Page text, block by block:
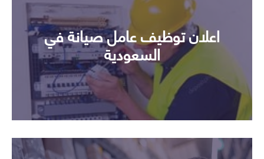
اعلان توظيف عامل صيانة في
السعودية